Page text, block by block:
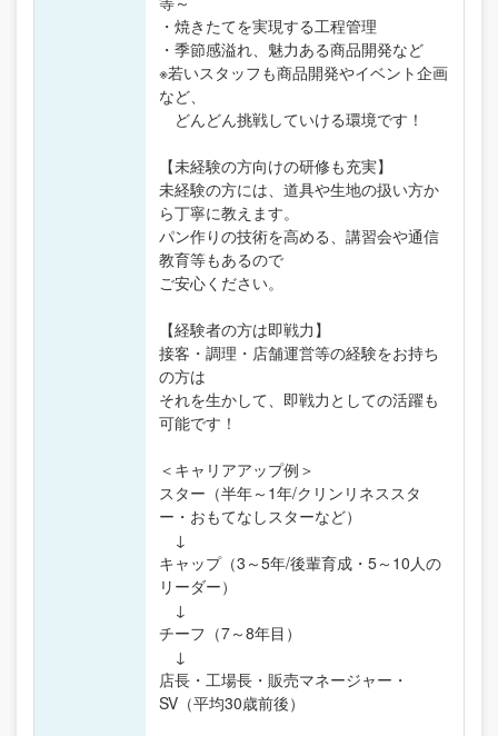
・焼きたてを実現する工程管理
・季節感溢れ、魅力ある商品開発など
※若いスタッフも商品開発やイベント企画
など、
どんどん挑戦していける環境です！
【未経験の方向けの研修も充実】
未経験の方には、道具や生地の扱い方か
ら丁寧に教えます。
パン作りの技術を高める、講習会や通信
教育等もあるので
ご安心ください。
【経験者の方は即戦力】
接客・調理・店舗運営等の経験をお持ち
の方は
それを生かして、即戦力としての活躍も
可能です！
＜キャリアアップ例＞
スター（半年～1年/クリンリネススタ
ー・おもてなしスターなど）
↓
キャップ（3～5年/後輩育成・5～10人の
リーダー）
↓
チーフ（7～8年目）
↓
店長・工場長・販売マネージャー・
SV（平均30歳前後）